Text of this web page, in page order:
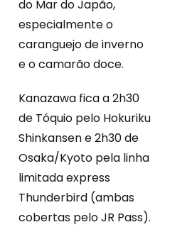
do Mar do Japão,
especialmente o
caranguejo de inverno
e o camarão doce.
Kanazawa fica a 2h30
de Tóquio pelo Hokuriku
Shinkansen e 2h30 de
Osaka/Kyoto pela linha
limitada express
Thunderbird (ambas
cobertas pelo JR Pass).